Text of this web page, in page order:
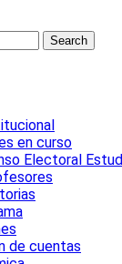
Search
en curso
Electoral
de cuentas